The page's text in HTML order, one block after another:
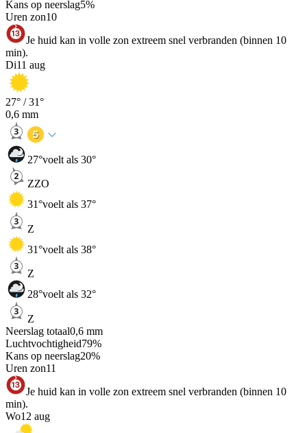
Kans op neerslag5%
Uren zon10
Je huid kan in volle zon extreem snel verbranden (binnen 10
min).
Di11 aug
27° /31°
0,6 mm
27°voelt als 30°
ZZO
31°voelt als 37°
Z
31°voelt als 38°
Z
28°voelt als 32°
Z
Neerslag totaal0,6 mm
Luchtvochtigheid79%
Kans op neerslag20%
Uren zon11
Je huid kan in volle zon extreem snel verbranden (binnen 10
min).
Wo12 aug